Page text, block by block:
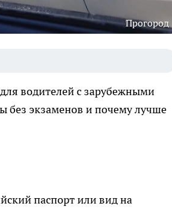
Прогород
водителей с зарубежными
без экзаменов и почему лучше
паспорт или вид на